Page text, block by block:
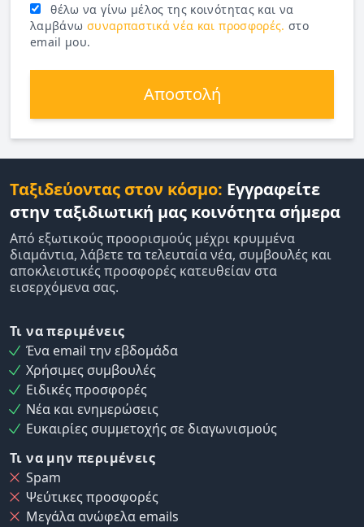
θέλω να γίνω μέλος της κοινότητας και να
λαμβάνω συναρπαστικά νέα και προσφορές. στο
email μου.
Αποστολή
Ταξιδεύοντας στον κόσμο: Εγγραφείτε
στην ταξιδιωτική μας κοινότητα σήμερα
Από εξωτικούς προορισμούς μέχρι κρυμμένα
διαμάντια, λάβετε τα τελευταία νέα, συμβουλές και
αποκλειστικές προσφορές κατευθείαν στα
εισερχόμενα σας.
Τι να περιμένεις
Ένα email την εβδομάδα
Χρήσιμες συμβουλές
Ειδικές προσφορές
Νέα και ενημερώσεις
Ευκαιρίες συμμετοχής σε διαγωνισμούς
Τι να μην περιμένεις
Spam
Ψεύτικες προσφορές
Μεγάλα ανώφελα emails